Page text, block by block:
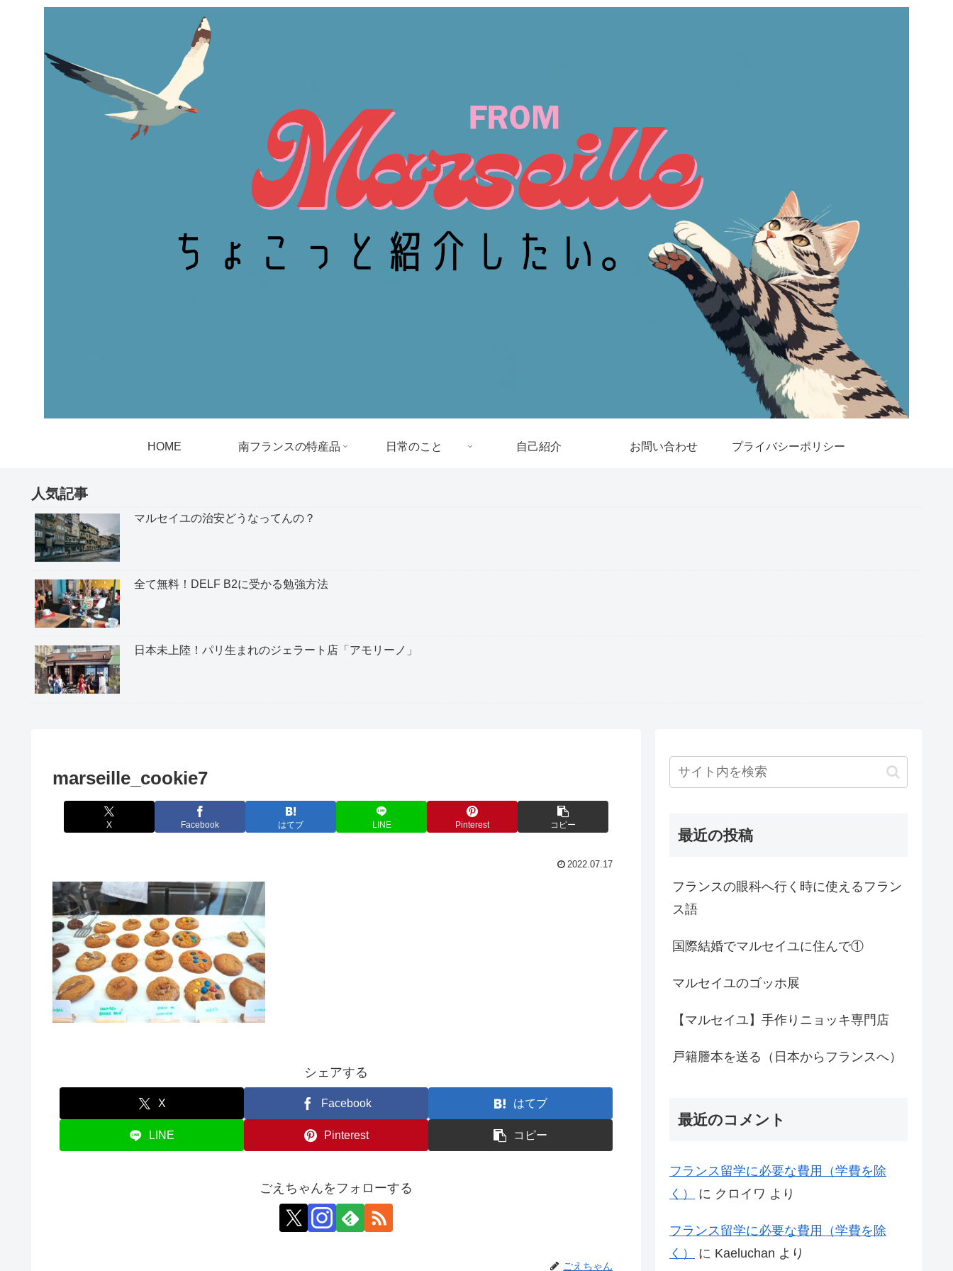
HOME 南フランスの特産品 日常のこと 自己紹介 お問い合わせ プライバシーポリシー
人気記事
マルセイユの治安どうなってんの？
全て無料！DELF B2に受かる勉強方法
日本未上陸！パリ生まれのジェラート店「アモリーノ」
marseille_cookie7
X Facebook はてブ LINE Pinterest コピー
2022.07.17
シェアする
X Facebook はてブ
LINE Pinterest コピー
ごえちゃんをフォローする
ごえちゃん
最近の投稿
フランスの眼科へ行く時に使えるフラン
ス語
国際結婚でマルセイユに住んで①
マルセイユのゴッホ展
【マルセイユ】手作りニョッキ専門店
戸籍謄本を送る（日本からフランスへ）
最近のコメント
フランス留学に必要な費用（学費を除
く）
に クロイワ より
フランス留学に必要な費用（学費を除
く）
に Kaeluchan より